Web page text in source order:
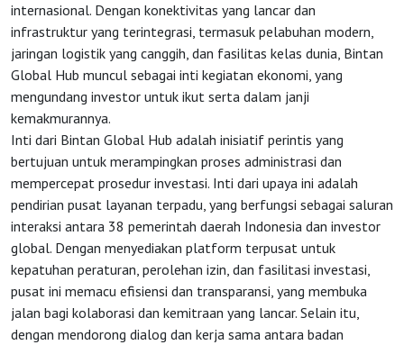
internasional. Dengan konektivitas yang lancar dan
infrastruktur yang terintegrasi, termasuk pelabuhan modern,
jaringan logistik yang canggih, dan fasilitas kelas dunia, Bintan
Global Hub muncul sebagai inti kegiatan ekonomi, yang
mengundang investor untuk ikut serta dalam janji
kemakmurannya.
Inti dari Bintan Global Hub adalah inisiatif perintis yang
bertujuan untuk merampingkan proses administrasi dan
mempercepat prosedur investasi. Inti dari upaya ini adalah
pendirian pusat layanan terpadu, yang berfungsi sebagai saluran
interaksi antara 38 pemerintah daerah Indonesia dan investor
global. Dengan menyediakan platform terpusat untuk
kepatuhan peraturan, perolehan izin, dan fasilitasi investasi,
pusat ini memacu efisiensi dan transparansi, yang membuka
jalan bagi kolaborasi dan kemitraan yang lancar. Selain itu,
dengan mendorong dialog dan kerja sama antara badan